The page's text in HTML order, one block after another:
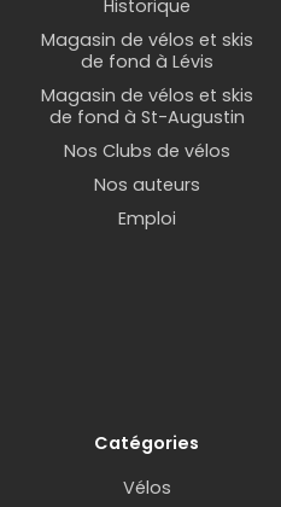
Historique
Magasin de vélos et skis
de fond à Lévis
Magasin de vélos et skis
de fond à St-Augustin
Nos Clubs de vélos
Nos auteurs
Emploi
Catégories
Vélos